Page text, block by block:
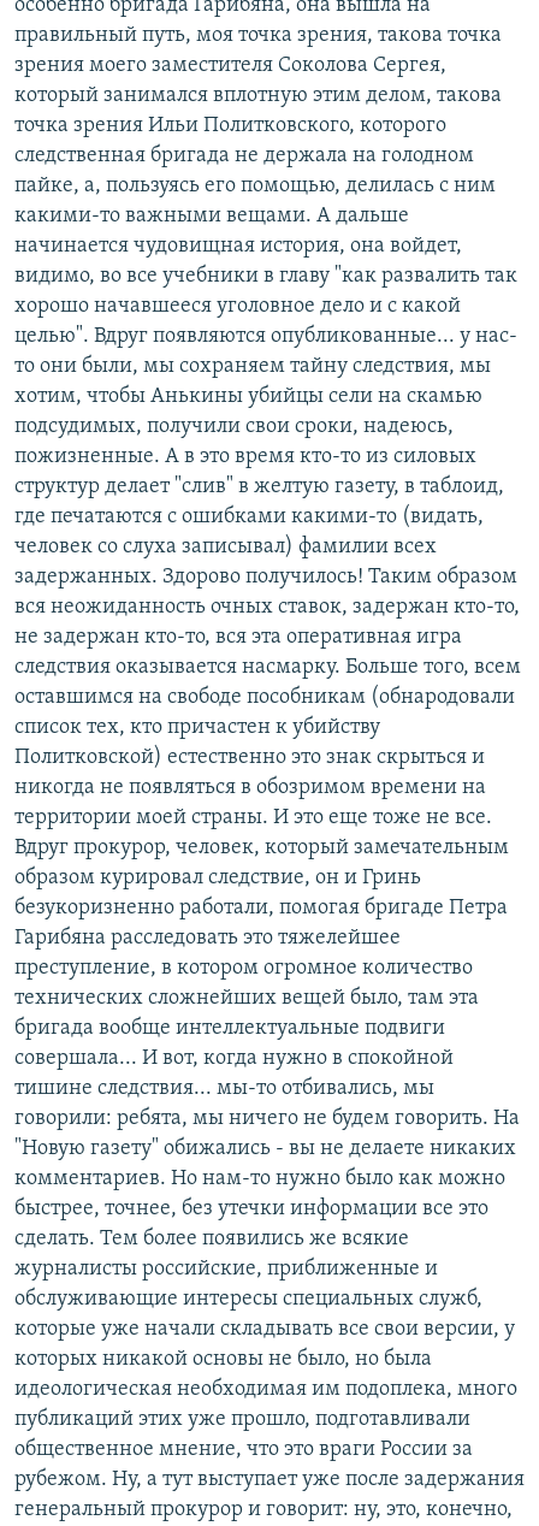
особенно бригада Гарибяна, она вышла на
правильный путь, моя точка зрения, такова точка
зрения моего заместителя Соколова Сергея,
который занимался вплотную этим делом, такова
точка зрения Ильи Политковского, которого
следственная бригада не держала на голодном
пайке, а, пользуясь его помощью, делилась с ним
какими-то важными вещами. А дальше
начинается чудовищная история, она войдет,
видимо, во все учебники в главу "как развалить так
хорошо начавшееся уголовное дело и с какой
целью". Вдруг появляются опубликованные... у нас-
то они были, мы сохраняем тайну следствия, мы
хотим, чтобы Анькины убийцы сели на скамью
подсудимых, получили свои сроки, надеюсь,
пожизненные. А в это время кто-то из силовых
структур делает "слив" в желтую газету, в таблоид,
где печатаются с ошибками какими-то (видать,
человек со слуха записывал) фамилии всех
задержанных. Здорово получилось! Таким образом
вся неожиданность очных ставок, задержан кто-то,
не задержан кто-то, вся эта оперативная игра
следствия оказывается насмарку. Больше того, всем
оставшимся на свободе пособникам (обнародовали
список тех, кто причастен к убийству
Политковской) естественно это знак скрыться и
никогда не появляться в обозримом времени на
территории моей страны. И это еще тоже не все.
Вдруг прокурор, человек, который замечательным
образом курировал следствие, он и Гринь
безукоризненно работали, помогая бригаде Петра
Гарибяна расследовать это тяжелейшее
преступление, в котором огромное количество
технических сложнейших вещей было, там эта
бригада вообще интеллектуальные подвиги
совершала... И вот, когда нужно в спокойной
тишине следствия... мы-то отбивались, мы
говорили: ребята, мы ничего не будем говорить. На
"Новую газету" обижались - вы не делаете никаких
комментариев. Но нам-то нужно было как можно
быстрее, точнее, без утечки информации все это
сделать. Тем более появились же всякие
журналисты российские, приближенные и
обслуживающие интересы специальных служб,
которые уже начали складывать все свои версии, у
которых никакой основы не было, но была
идеологическая необходимая им подоплека, много
публикаций этих уже прошло, подготавливали
общественное мнение, что это враги России за
рубежом. Ну, а тут выступает уже после задержания
генеральный прокурор и говорит: ну, это, конечно,